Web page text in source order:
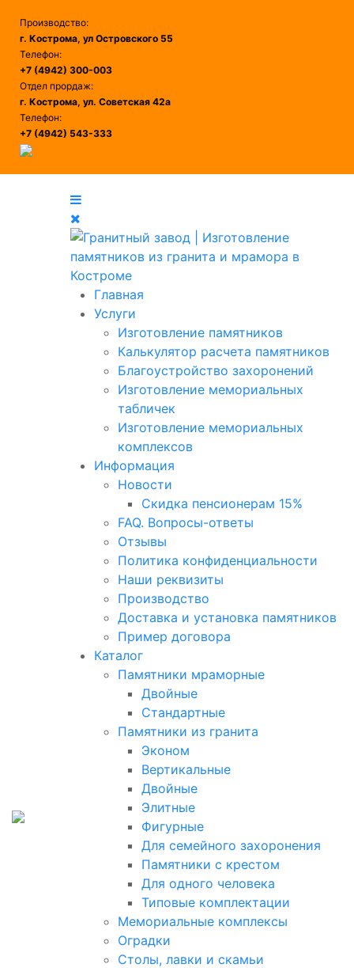
Производство:
г. Кострома, ул Островского 55
Телефон:
+7 (4942) 300-003
Отдел прордаж:
г. Кострома, ул. Советская 42а
Телефон:
+7 (4942) 543-333
Главная
Услуги
Изготовление памятников
Калькулятор расчета памятников
Благоустройство захоронений
Изготовление мемориальных
табличек
Изготовление мемориальных
комплексов
Информация
Новости
Скидка пенсионерам 15%
FAQ. Вопросы-ответы
Отзывы
Политика конфиденциальности
Наши реквизиты
Производство
Доставка и установка памятников
Пример договора
Каталог
Памятники мраморные
Двойные
Стандартные
Памятники из гранита
Эконом
Вертикальные
Двойные
Элитные
Фигурные
Для семейного захоронения
Памятники с крестом
Для одного человека
Типовые комплектации
Мемориальные комплексы
Оградки
Столы, лавки и скамьи